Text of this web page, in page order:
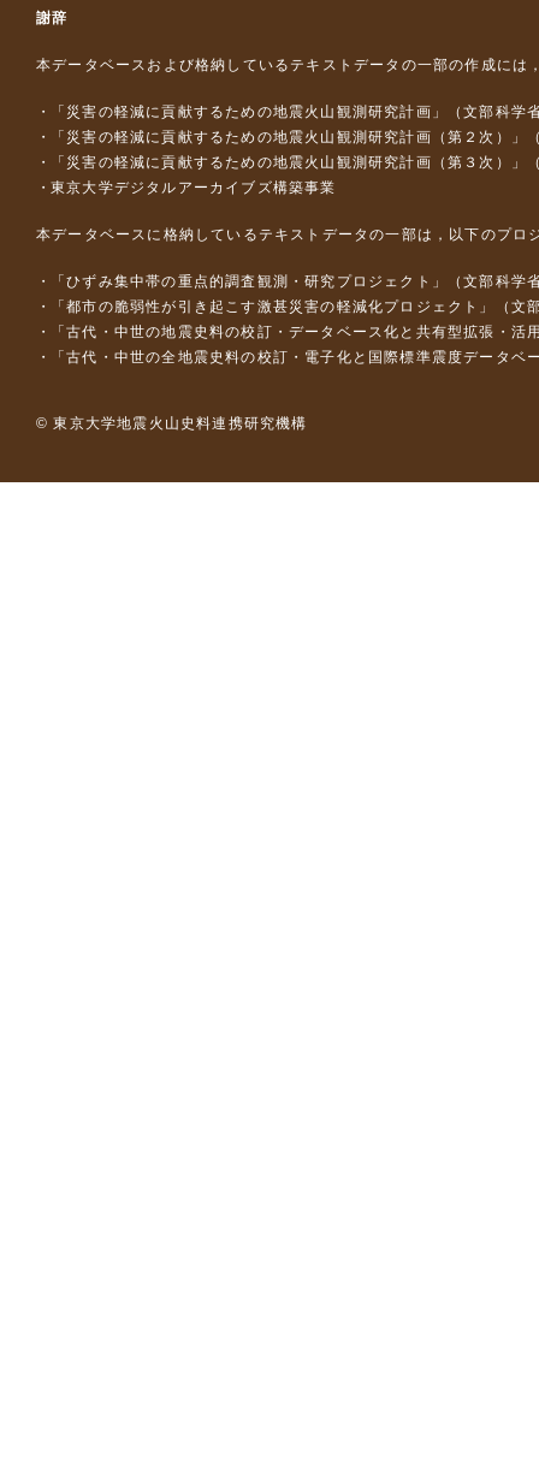
謝辞
本データベースおよび格納しているテキストデータの一部の作成には
「災害の軽減に貢献するための地震火山観測研究計画」（文部科学
「災害の軽減に貢献するための地震火山観測研究計画（第２次）」
「災害の軽減に貢献するための地震火山観測研究計画（第３次）」
東京大学デジタルアーカイブズ構築事業
本データベースに格納しているテキストデータの一部は，以下のプロ
「ひずみ集中帯の重点的調査観測・研究プロジェクト」（文部科
「都市の脆弱性が引き起こす激甚災害の軽減化プロジェクト」（
「古代・中世の地震史料の校訂・データベース化と共有型拡張・
「古代・中世の全地震史料の校訂・電子化と国際標準震度データ
© 東京大学地震火山史料連携研究機構